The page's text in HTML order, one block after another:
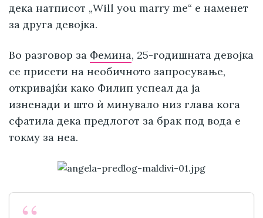
дека натписот „Will you marry me“ е наменет
за друга девојка.
Во разговор за Фемина, 25-годишната девојка
се присети на необичното запросување,
откривајќи како Филип успеал да ја
изненади и што ѝ минувало низ глава кога
сфатила дека предлогот за брак под вода е
токму за неа.